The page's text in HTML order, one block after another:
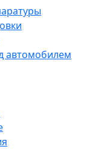
автомобилем